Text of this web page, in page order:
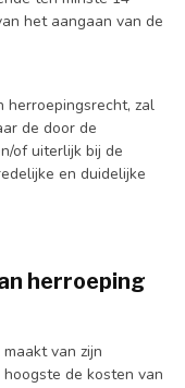
het aangaan van de
herroepingsrecht, zal
de door de
of uiterlijk bij de
en duidelijke
herroeping
van zijn
de kosten van